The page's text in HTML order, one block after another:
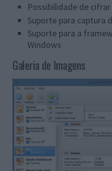
Possibilidade de
Suporte para captura
Suporte para a
Windows
Galeria de Imagens